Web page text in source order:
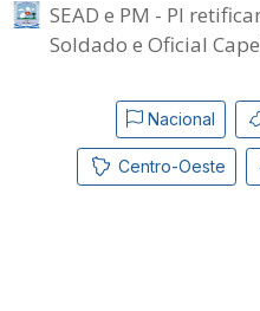
SEAD e PM - PI
Soldado e Oficial
Nacional
Centro-Oeste